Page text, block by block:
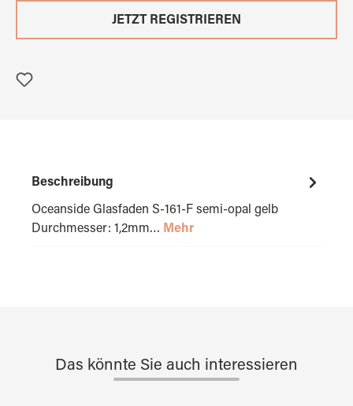
JETZT REGISTRIEREN
Beschreibung
Oceanside Glasfaden S-161-F semi-opal gelb
Durchmesser: 1,2mm… Mehr
Das könnte Sie auch interessieren